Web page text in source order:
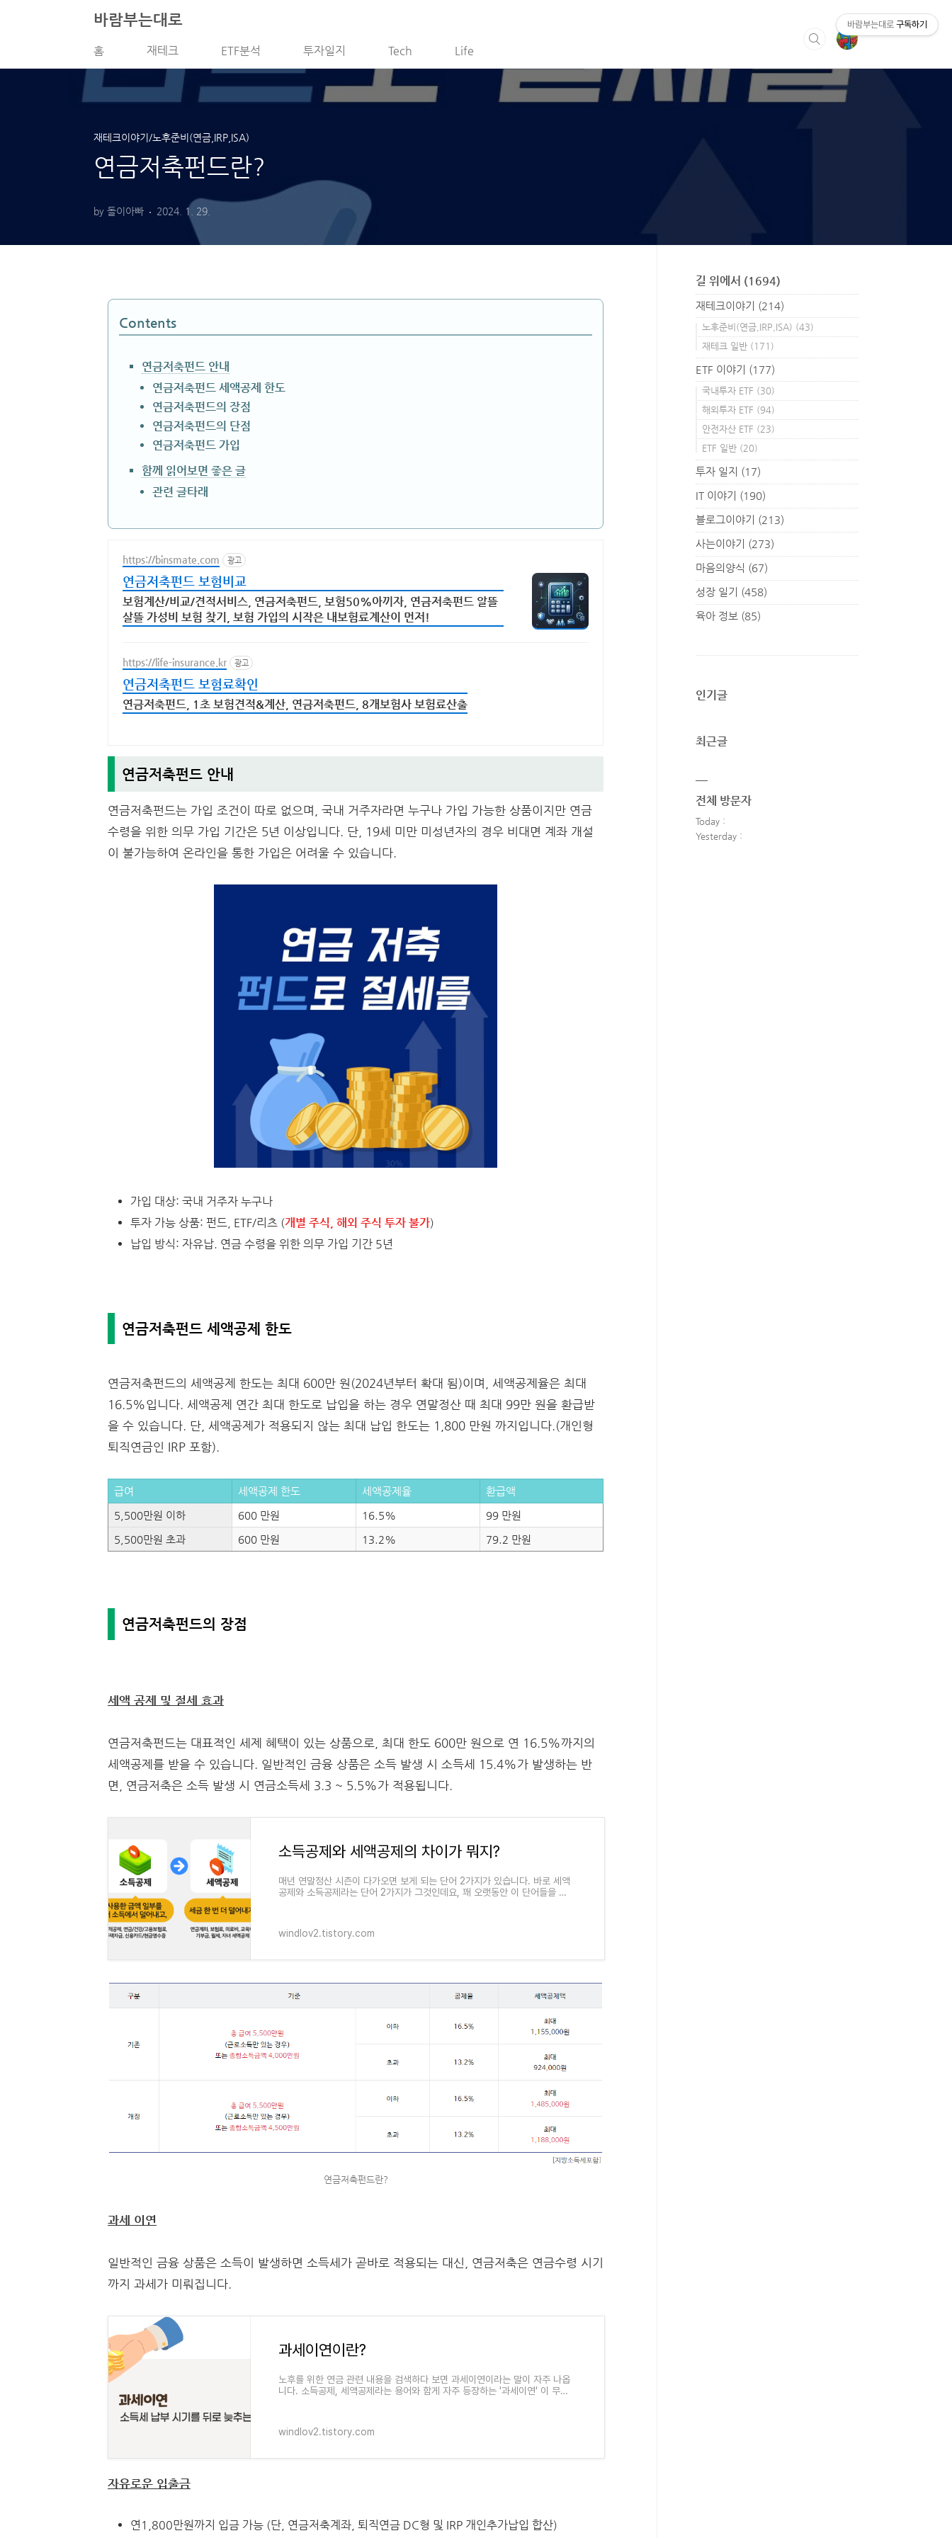
바람부는대로
홈 재테크 ETF분석 투자일지 Tech Life
재테크이야기/노후준비(연금,IRP,ISA)
연금저축펀드란?
by 돌이아빠 2024. 1. 29.
Contents
연금저축펀드 안내
연금저축펀드 세액공제 한도
연금저축펀드의 장점
연금저축펀드의 단점
연금저축펀드 가입
함께 읽어보면 좋은 글
관련 글타래
https://binsmate.com 광고
연금저축펀드 보험비교
보험계산/비교/견적서비스, 연금저축펀드, 보험50%아끼자, 연금저축펀드 알뜰
살뜰 가성비 보험 찾기, 보험 가입의 시작은 내보험료계산이 먼저!
https://life-insurance.kr 광고
연금저축펀드 보험료확인
연금저축펀드, 1초 보험견적&계산, 연금저축펀드, 8개보험사 보험료산출
연금저축펀드 안내
연금저축펀드는 가입 조건이 따로 없으며, 국내 거주자라면 누구나 가입 가능한 상품이지만 연금
수령을 위한 의무 가입 기간은 5년 이상입니다. 단, 19세 미만 미성년자의 경우 비대면 계좌 개설
이 불가능하여 온라인을 통한 가입은 어려울 수 있습니다.
가입 대상: 국내 거주자 누구나
투자 가능 상품: 펀드, ETF/리츠 (개별 주식, 해외 주식 투자 불가)
납입 방식: 자유납. 연금 수령을 위한 의무 가입 기간 5년
연금저축펀드 세액공제 한도
연금저축펀드의 세액공제 한도는 최대 600만 원(2024년부터 확대 됨)이며, 세액공제율은 최대
16.5%입니다. 세액공제 연간 최대 한도로 납입을 하는 경우 연말정산 때 최대 99만 원을 환급받
을 수 있습니다. 단, 세액공제가 적용되지 않는 최대 납입 한도는 1,800 만원 까지입니다.(개인형
퇴직연금인 IRP 포함).
급여 세액공제 한도 세액공제율
환급액
5,500만원 이하
600 만원 16.5%
99 만원
5,500만원 초과
600 만원 13.2% 79.2 만원
연금저축펀드의 장점
세액 공제 및 절세 효과
연금저축펀드는 대표적인 세제 혜택이 있는 상품으로, 최대 한도 600만 원으로 연 16.5%까지의
세액공제를 받을 수 있습니다. 일반적인 금융 상품은 소득 발생 시 소득세 15.4%가 발생하는 반
면, 연금저축은 소득 발생 시 연금소득세 3.3 ~ 5.5%가 적용됩니다.
소득공제와 세액공제의 차이가 뭐지?
매년 연말정산 시즌이 다가오면 보게 되는 단어 2가지가 있습니다. 바로 세액
공제와 소득공제라는 단어 2가지가 그것인데요, 꽤 오랫동안 이 단어들을 봐
windlov2.tistory.com
연금저축펀드란?
과세 이연
일반적인 금융 상품은 소득이 발생하면 소득세가 곧바로 적용되는 대신, 연금저축은 연금수령 시기
까지 과세가 미뤄집니다.
과세이연이란?
노후를 위한 연금 관련 내용을 검색하다 보면 과세이연이라는 말이 자주 나옵
니다. 소득공제, 세액공제라는 용어와 함게 자주 등장하는 '과세이연' 이 무엇
windlov2.tistory.com
자유로운 입출금
연1,800만원까지 입금 가능 (단, 연금저축계좌, 퇴직연금 DC형 및 IRP 개인추가납입 합산)
길 위에서 (1694)
재테크이야기 (214)
노후준비(연금,IRP,ISA) (43)
재테크 일반 (171)
ETF 이야기 (177)
국내투자 ETF (30)
해외투자 ETF (94)
안전자산 ETF (23)
ETF 일반 (20)
투자 일지 (17)
IT 이야기 (190)
블로그이야기 (213)
사는이야기 (273)
마음의양식 (67)
성장 일기 (458)
육아 정보 (85)
인기글
최근글
전체 방문자
Today :
Yesterday :
바람부는대로 구독하기